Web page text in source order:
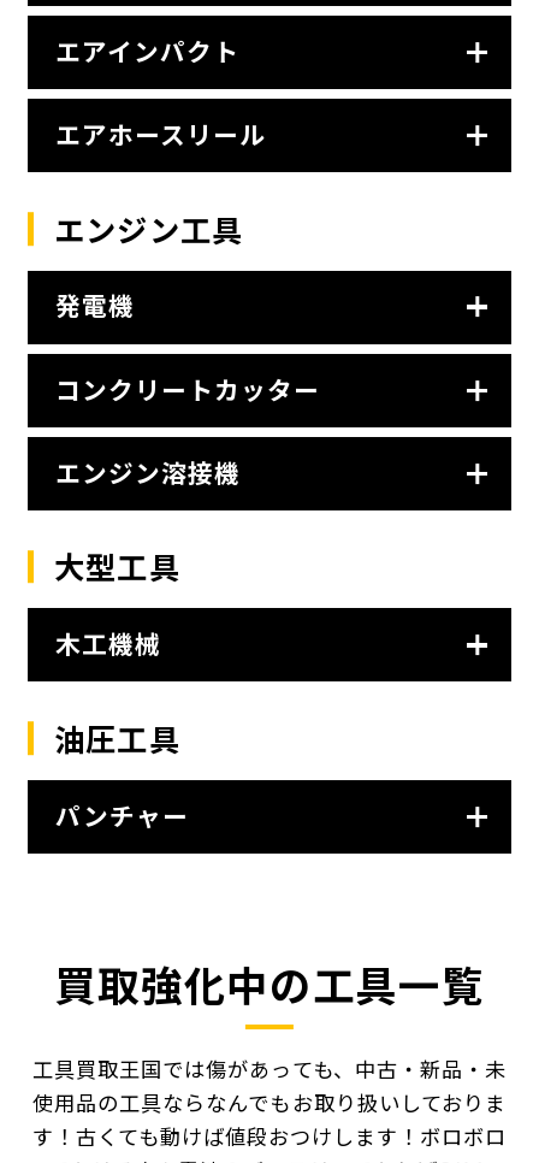
エアインパクト
エアホースリール
エンジン工具
発電機
コンクリートカッター
エンジン溶接機
大型工具
木工機械
油圧工具
パンチャー
買取強化中の工具一覧
工具買取王国では傷があっても、中古・新品・未
使用品の工具ならなんでもお取り扱いしておりま
す！ 古くても動けば値段おつけします！ボロボロ